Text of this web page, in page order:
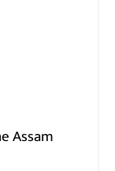
Assam